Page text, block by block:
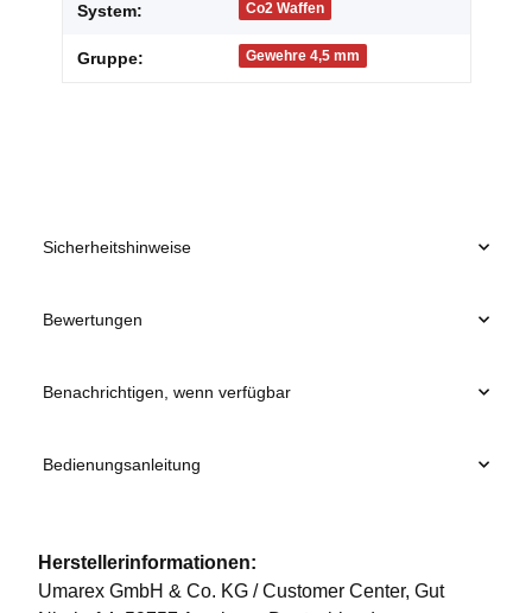
System: Co2 Waffen
Gruppe: Gewehre 4,5 mm
Sicherheitshinweise
Bewertungen
Benachrichtigen, wenn verfügbar
Bedienungsanleitung
Herstellerinformationen:
Umarex GmbH & Co. KG / Customer Center, Gut